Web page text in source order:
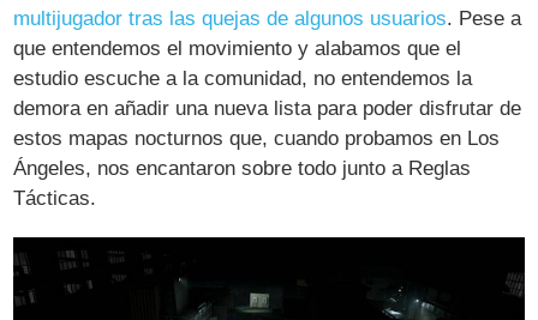
multijugador tras las quejas de algunos usuarios. Pese a
que entendemos el movimiento y alabamos que el
estudio escuche a la comunidad, no entendemos la
demora en añadir una nueva lista para poder disfrutar de
estos mapas nocturnos que, cuando probamos en Los
Ángeles, nos encantaron sobre todo junto a Reglas
Tácticas.